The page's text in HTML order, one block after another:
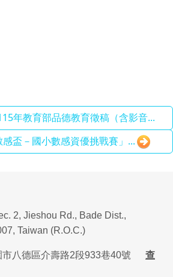
年教育部品德教育徵稿（含影音...
盃－國小數感資優挑戰賽」...
2, Jieshou Rd., Bade Dist.,
Taiwan (R.O.C.)
市八德區介壽路2段933巷40號
查